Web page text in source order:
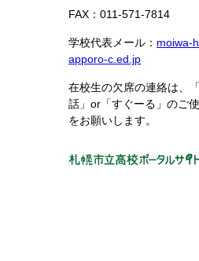
FAX：011-571-7814
学校代表メール： moiwa-
apporo-c.ed.jp
在校生の欠席の連絡は、
話」or「すぐーる」のご
をお願いします。